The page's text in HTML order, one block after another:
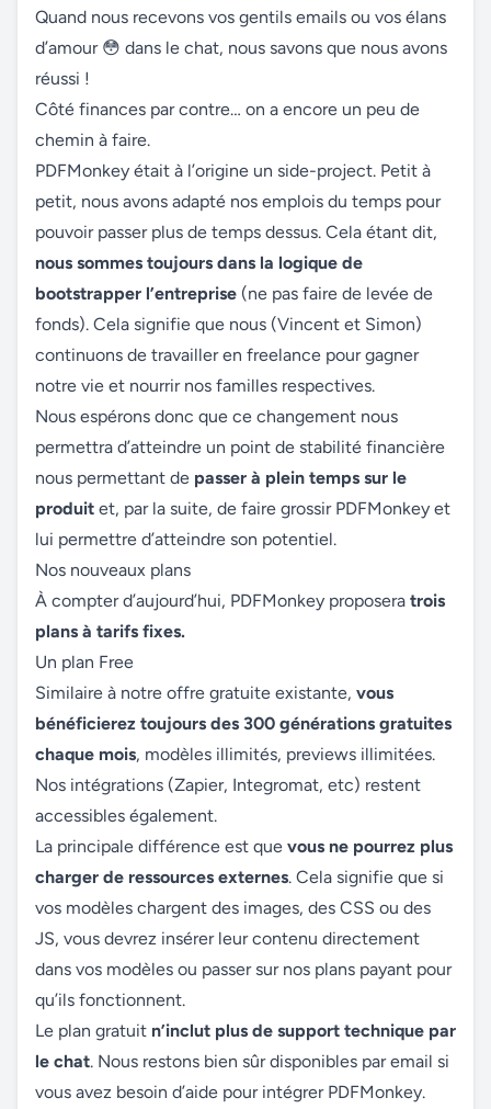
Quand nous recevons vos gentils emails ou vos élans
d’amour 😳 dans le chat, nous savons que nous avons
réussi !
Côté finances par contre… on a encore un peu de
chemin à faire.
PDFMonkey était à l’origine un side-project. Petit à
petit, nous avons adapté nos emplois du temps pour
pouvoir passer plus de temps dessus. Cela étant dit,
nous sommes toujours dans la logique de
bootstrapper l’entreprise (ne pas faire de levée de
fonds). Cela signifie que nous (Vincent et Simon)
continuons de travailler en freelance pour gagner
notre vie et nourrir nos familles respectives.
Nous espérons donc que ce changement nous
permettra d’atteindre un point de stabilité financière
nous permettant de passer à plein temps sur le
produit et, par la suite, de faire grossir PDFMonkey et
lui permettre d’atteindre son potentiel.
Nos nouveaux plans
À compter d’aujourd’hui, PDFMonkey proposera trois
plans à tarifs fixes.
Un plan Free
Similaire à notre offre gratuite existante, vous
bénéficierez toujours des 300 générations gratuites
chaque mois, modèles illimités, previews illimitées.
Nos intégrations (Zapier, Integromat, etc) restent
accessibles également.
La principale différence est que vous ne pourrez plus
charger de ressources externes. Cela signifie que si
vos modèles chargent des images, des CSS ou des
JS, vous devrez insérer leur contenu directement
dans vos modèles ou passer sur nos plans payant pour
qu’ils fonctionnent.
Le plan gratuit n’inclut plus de support technique par
le chat. Nous restons bien sûr disponibles par email si
vous avez besoin d’aide pour intégrer PDFMonkey.